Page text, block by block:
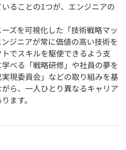
ることの1つが、エンジニアの
ズを可視化した「技術戦略マッ
ジニアが常に価値の高い技術を
でスキルを駆使できるよう支
べる「戦略研修」や社員の夢を
現委員会」などの取り組みを基
ら、一人ひとり異なるキャリア
ます。